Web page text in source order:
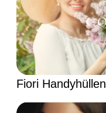
Fiori Handyhüllen